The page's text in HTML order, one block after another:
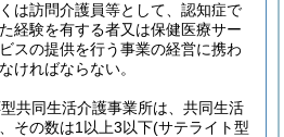
は訪問介護員等として、認知症で
経験を有する者又は保健医療サー
スの提供を行う事業の経営に携わ
ければならない。
共同生活介護事業所は、共同生活
その数は1以上3以下(サテライト型